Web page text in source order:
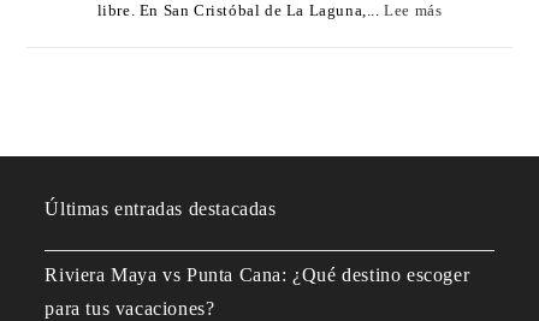
libre. En San Cristóbal de La Laguna,...Lee más
Últimas entradas destacadas
Riviera Maya vs Punta Cana: ¿Qué destino escoger
para tus vacaciones?